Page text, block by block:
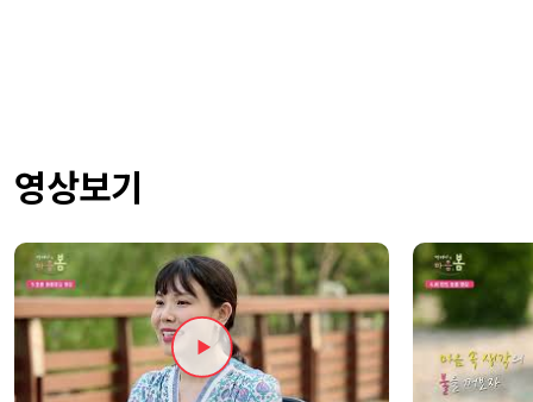
영상보기